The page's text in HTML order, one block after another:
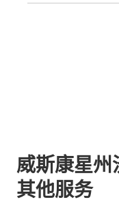
威斯康星州
其他服务